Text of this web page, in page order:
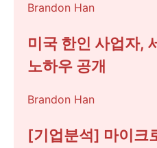
Brandon Han
미국 한인 사업자,
노하우 공개
Brandon Han
[기업분석] 마이크